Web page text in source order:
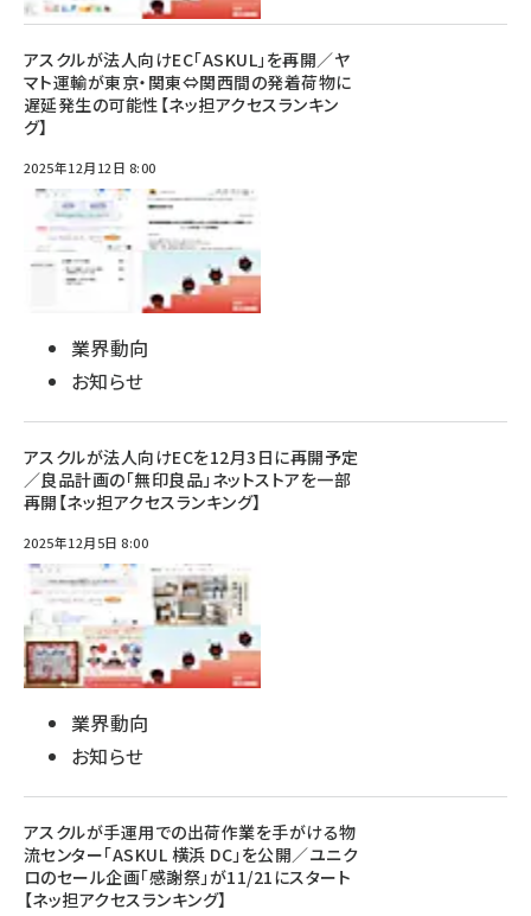
アスクルが法人向けEC「ASKUL」を再開／ヤ
マト運輸が東京・関東⇔関西間の発着荷物に
遅延発生の可能性【ネッ担アクセスランキン
グ】
2025年12月12日 8:00
業界動向
お知らせ
アスクルが法人向けECを12月3日に再開予定
／良品計画の「無印良品」ネットストアを一部
再開【ネッ担アクセスランキング】
2025年12月5日 8:00
業界動向
お知らせ
アスクルが手運用での出荷作業を手がける物
流センター「ASKUL 横浜 DC」を公開／ユニク
ロのセール企画「感謝祭」が11/21にスタート
【ネッ担アクセスランキング】